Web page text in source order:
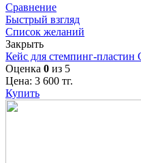
Сравнение
Быстрый взгляд
Список желаний
Закрыть
Кейс для стемпинг-пластин
Оценка 0 из 5
Цена: 3 600 тг.
Купить